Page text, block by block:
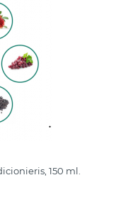
150 ml.